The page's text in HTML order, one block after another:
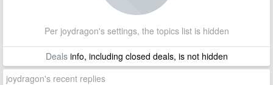
Per joydragon's settings, the topics list is hidden
Dealsinfo, including closed deals, is not hidden
joydragon's recent replies